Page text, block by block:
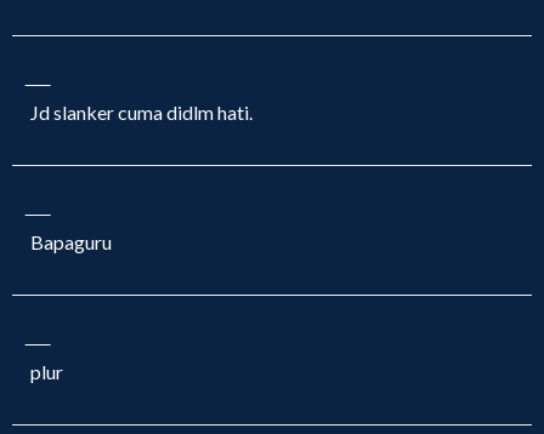
Jd slanker cuma didlm hati.
Bapaguru
plur